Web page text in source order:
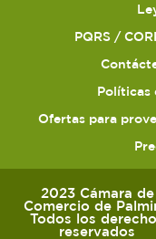
PQRS /
Políticas
Ofertas para
2023 Cámara de
Comercio de
Todos los
reservados